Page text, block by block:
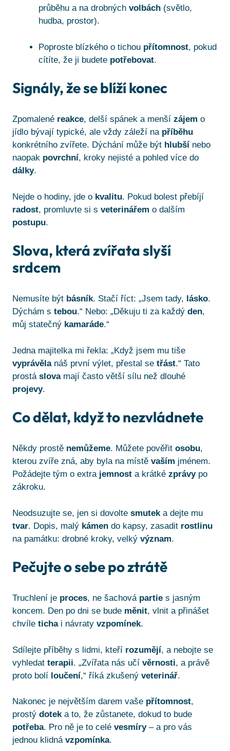
průběhu a na drobných volbách (světlo,
hudba, prostor).
Poproste blízkého o tichou přítomnost, pokud
cítíte, že ji budete potřebovat.
Signály, že se blíží konec
Zpomalené reakce, delší spánek a menší zájem o
jídlo bývají typické, ale vždy záleží na příběhu
konkrétního zvířete. Dýchání může být hlubší nebo
naopak povrchní, kroky nejisté a pohled více do
dálky.
Nejde o hodiny, jde o kvalitu. Pokud bolest přebíjí
radost, promluvte si s veterinářem o dalším
postupu.
Slova, která zvířata slyší
srdcem
Nemusíte být básník. Stačí říct: „Jsem tady, lásko.
Dýchám s tebou.“ Nebo: „Děkuju ti za každý den,
můj statečný kamaráde.“
Jedna majitelka mi řekla: „Když jsem mu tiše
vyprávělanáš první výlet, přestal se třást.“ Tato
prostá slovamají často větší sílu než dlouhé
projevy.
Co dělat, když to nezvládnete
Někdy prostě nemůžeme. Můžete pověřit osobu,
kterou zvíře zná, aby byla na místě vaším jménem.
Požádejte tým o extra jemnost a krátké zprávypo
zákroku.
Neodsuzujte se, jen si dovolte smutek a dejte mu
tvar. Dopis, malý kámen do kapsy, zasadit rostlinu
na památku: drobné kroky, velký význam.
Pečujte o sebe po ztrátě
Truchlení je proces, ne šachová partie s jasným
koncem. Den po dni se bude měnit, vlnit a přinášet
chvíle tichai návraty vzpomínek.
Sdílejte příběhy s lidmi, kteří rozumějí, a nebojte se
vyhledat terapii. „Zvířata nás učí věrnosti, a právě
proto bolí loučení,“ říká zkušený veterinář.
Nakonec je největším darem vaše přítomnost,
prostý doteka to, že zůstanete, dokud to bude
potřeba. Pro ně je to celé vesmíry– a pro vás
jednou klidná vzpomínka.